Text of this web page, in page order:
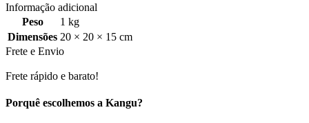
Informação adicional
Peso
1 kg
Dimensões 20 × 20 × 15 cm
Frete e Envio
Frete rápido e barato!
Porquê escolhemos a Kangu?